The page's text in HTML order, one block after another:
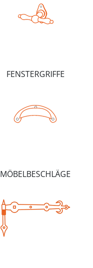
FENSTERGRIFFE
MÖBELBESCHLÄGE